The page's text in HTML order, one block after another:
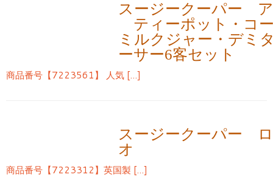
スージークーパー
ティーポット・コ
ミルクジャー・デミ
ーサー6客セット
商品番号【7223561】 人気 […]
スージークーパー
オ
商品番号【7223312】英国製 […]